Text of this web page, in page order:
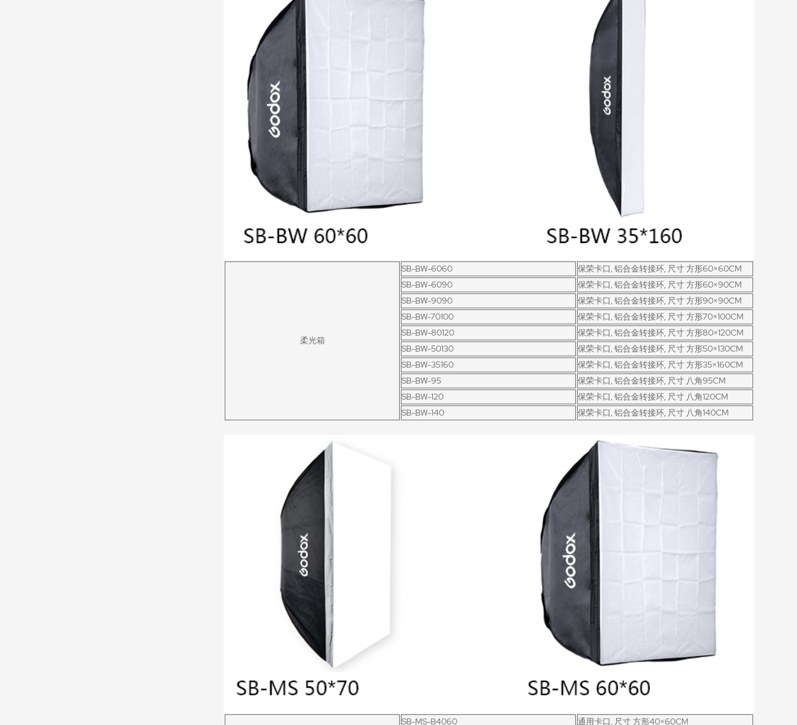
柔光箱
SB-BW-6060
保荣卡口, 铝合金转接环, 尺寸 方形60×60CM
SB-BW-6090
保荣卡口, 铝合金转接环, 尺寸 方形60×90CM
SB-BW-9090
保荣卡口, 铝合金转接环, 尺寸 方形90×90CM
SB-BW-70100
保荣卡口, 铝合金转接环, 尺寸 方形70×100CM
SB-BW-80120
保荣卡口, 铝合金转接环, 尺寸 方形80×120CM
SB-BW-50130
保荣卡口, 铝合金转接环, 尺寸 方形50×130CM
SB-BW-35160
保荣卡口, 铝合金转接环, 尺寸 方形35×160CM
SB-BW-95
保荣卡口, 铝合金转接环, 尺寸 八角95CM
SB-BW-120
保荣卡口, 铝合金转接环, 尺寸 八角120CM
SB-BW-140
保荣卡口, 铝合金转接环, 尺寸 八角140CM
SB-MS-B4060 通用卡口, 尺寸 方形40×60CM